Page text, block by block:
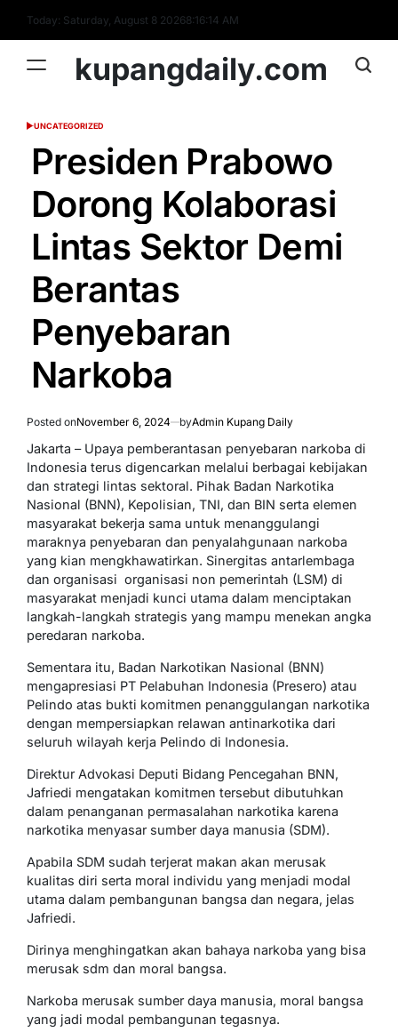
content
Today: Saturday, August 8 20268:16:15 AM
kupangdaily.com
POSTED
UNCATEGORIZED
Presiden Prabowo
Dorong Kolaborasi
Lintas Sektor Demi
Berantas
Penyebaran
Narkoba
Posted onNovember 6, 2024 byAdmin Kupang Daily
Jakarta – Upaya pemberantasan penyebaran narkoba di
Indonesia terus digencarkan melalui berbagai kebijakan
dan strategi lintas sektoral. Pihak Badan Narkotika
Nasional (BNN), Kepolisian, TNI, dan BIN serta elemen
masyarakat bekerja sama untuk menanggulangi
maraknya penyebaran dan penyalahgunaan narkoba
yang kian mengkhawatirkan. Sinergitas antarlembaga
dan organisasi  organisasi non pemerintah (LSM) di
masyarakat menjadi kunci utama dalam menciptakan
langkah-langkah strategis yang mampu menekan angka
peredaran narkoba.
Sementara itu, Badan Narkotikan Nasional (BNN)
mengapresiasi PT Pelabuhan Indonesia (Presero) atau
Pelindo atas bukti komitmen penanggulangan narkotika
dengan mempersiapkan relawan antinarkotika dari
seluruh wilayah kerja Pelindo di Indonesia.
Direktur Advokasi Deputi Bidang Pencegahan BNN,
Jafriedi mengatakan komitmen tersebut dibutuhkan
dalam penanganan permasalahan narkotika karena
narkotika menyasar sumber daya manusia (SDM).
Apabila SDM sudah terjerat makan akan merusak
kualitas diri serta moral individu yang menjadi modal
utama dalam pembangunan bangsa dan negara, jelas
Jafriedi.
Dirinya menghingatkan akan bahaya narkoba yang bisa
merusak sdm dan moral bangsa.
Narkoba merusak sumber daya manusia, moral bangsa
yang jadi modal pembangunan tegasnya.